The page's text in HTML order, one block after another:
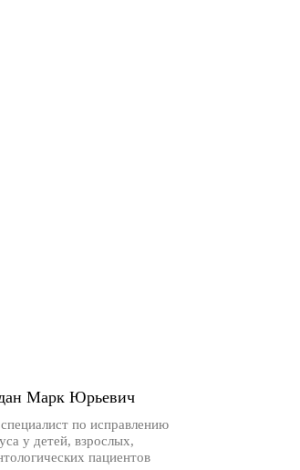
Марк Юрьевич
по исправлению
у детей, взрослых,
пациентов